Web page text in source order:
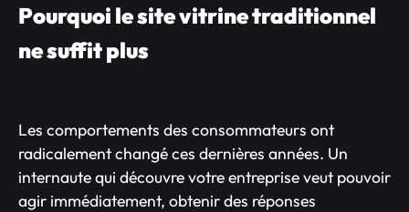
Pourquoi le site vitrine traditionnel
ne suffit plus
Les comportements des consommateurs ont
radicalement changé ces dernières années. Un
internaute qui découvre votre entreprise veut pouvoir
agir immédiatement, obtenir des réponses